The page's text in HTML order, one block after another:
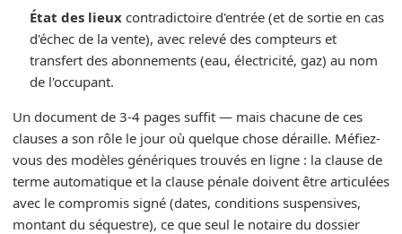
État des lieuxcontradictoire d'entrée (et de sortie en cas
d'échec de la vente), avec relevé des compteurs et
transfert des abonnements (eau, électricité, gaz) au nom
de l'occupant.
Un document de 3-4 pages suffit — mais chacune de ces
clauses a son rôle le jour où quelque chose déraille. Méfiez-
vous des modèles génériques trouvés en ligne : la clause de
terme automatique et la clause pénale doivent être articulées
avec le compromis signé (dates, conditions suspensives,
montant du séquestre), ce que seul le notaire du dossier